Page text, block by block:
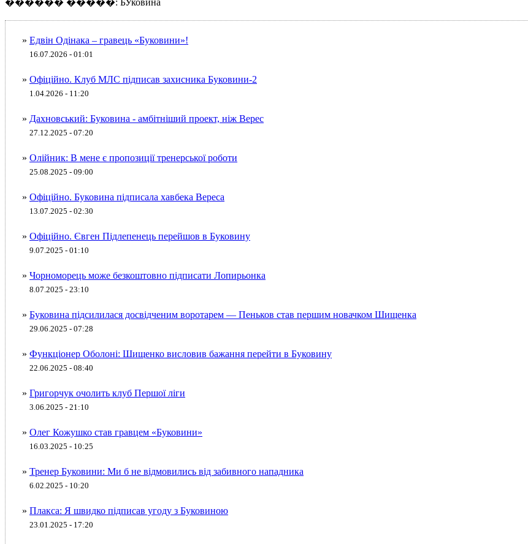
������ �����: БУковина
» Едвін Одінака – гравець «Буковини»!
16.07.2026 - 01:01
» Офіційно. Клуб МЛС підписав захисника Буковини-2
1.04.2026 - 11:20
» Дахновський: Буковина - амбітніший проект, ніж Верес
27.12.2025 - 07:20
» Олійник: В мене є пропозиції тренерської роботи
25.08.2025 - 09:00
» Офіційно. Буковина підписала хавбека Вереса
13.07.2025 - 02:30
» Офіційно. Євген Підлепенець перейшов в Буковину
9.07.2025 - 01:10
» Чорноморець може безкоштовно підписати Лопирьонка
8.07.2025 - 23:10
» Буковина підсилилася досвідченим воротарем — Пеньков став першим новачком Шищенка
29.06.2025 - 07:28
» Функціонер Оболоні: Шищенко висловив бажання перейти в Буковину
22.06.2025 - 08:40
» Григорчук очолить клуб Першої ліги
3.06.2025 - 21:10
» Олег Кожушко став гравцем «Буковини»
16.03.2025 - 10:25
» Тренер Буковини: Ми б не відмовились від забивного нападника
6.02.2025 - 10:20
» Плакса: Я швидко підписав угоду з Буковиною
23.01.2025 - 17:20